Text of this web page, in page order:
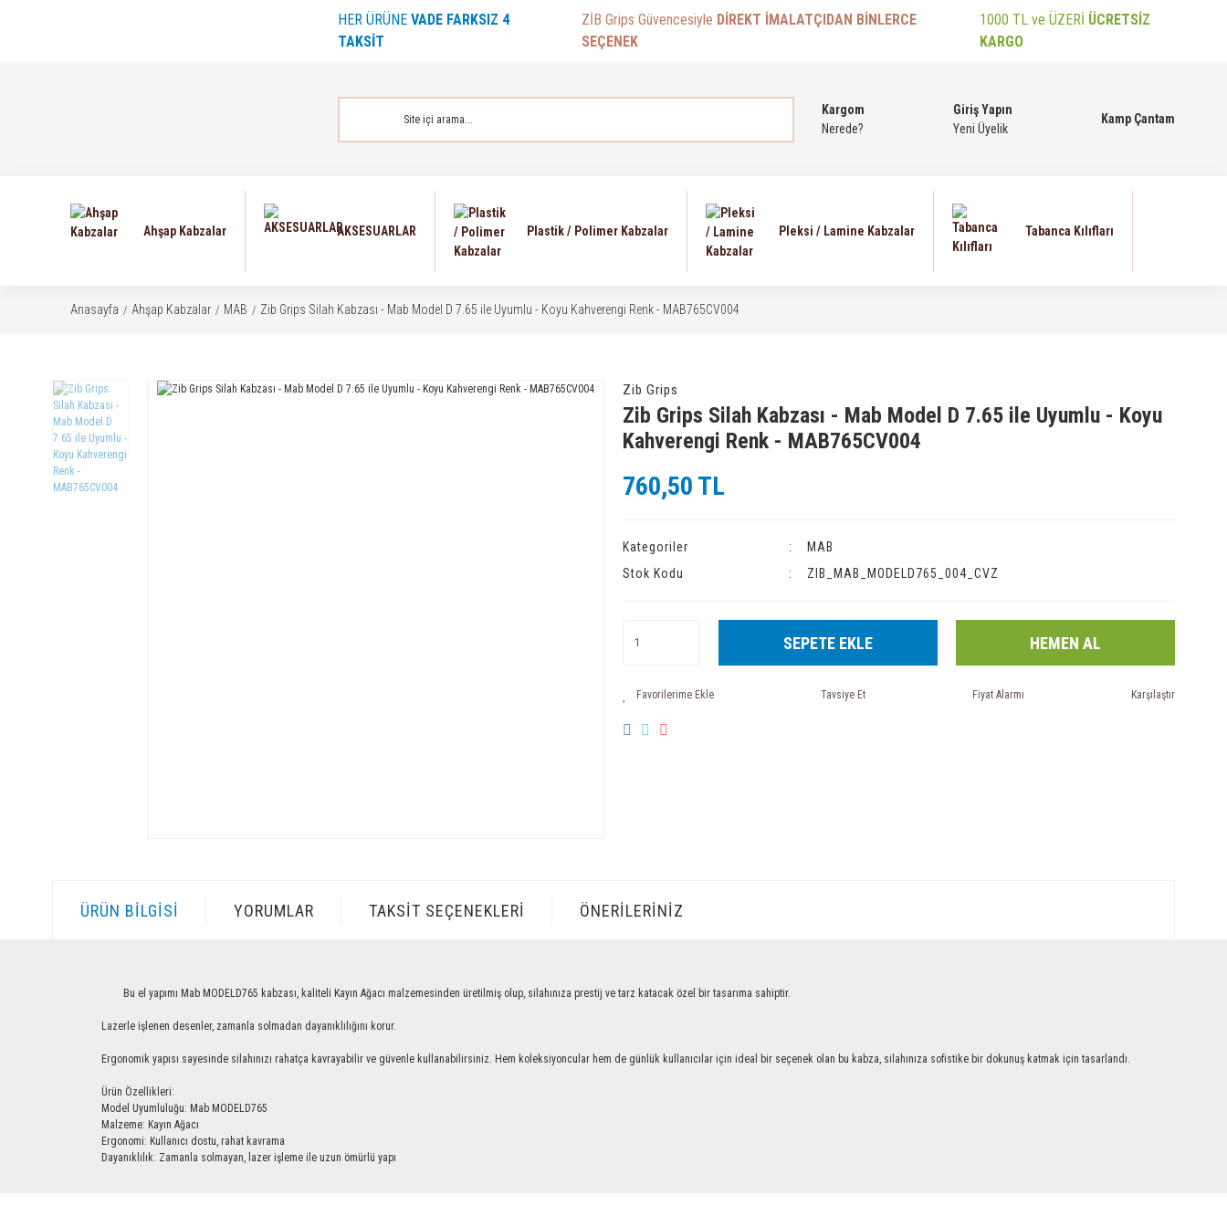
HER ÜRÜNE VADE FARKSIZ 4
TAKSİT
ZİB Grips Güvencesiyle DİREKT İMALATÇIDAN BİNLERCE
SEÇENEK
1000 TL ve ÜZERİ ÜCRETSİZ
KARGO
Kargom
Nerede?
Giriş Yapın
Yeni Üyelik
Kamp Çantam
Ahşap Kabzalar AKSESUARLAR Plastik / Polimer Kabzalar Pleksi / Lamine Kabzalar Tabanca Kılıfları
Anasayfa Ahşap Kabzalar MAB Zib Grips Silah Kabzası - Mab Model D 7.65 ile Uyumlu - Koyu Kahverengi Renk - MAB765CV004
Zib Grips
Zib Grips Silah Kabzası - Mab Model D 7.65 ile Uyumlu - Koyu
Kahverengi Renk - MAB765CV004
760,50 TL
Kategoriler
MAB
Stok Kodu
ZIB_MAB_MODELD765_004_CVZ
SEPETE EKLE HEMEN AL
Tavsiye Et Fiyat Alarmı Karşılaştır
ÜRÜN BILGISI YORUMLAR TAKSIT SEÇENEKLERI ÖNERILERINIZ
Bu el yapımı Mab MODELD765 kabzası, kaliteli Kayın Ağacı malzemesinden üretilmiş olup, silahınıza prestij ve tarz katacak özel bir tasarıma sahiptir.
Lazerle işlenen desenler, zamanla solmadan dayanıklılığını korur.
Ergonomik yapısı sayesinde silahınızı rahatça kavrayabilir ve güvenle kullanabilirsiniz. Hem koleksiyoncular hem de günlük kullanıcılar için ideal bir seçenek olan bu kabza, silahınıza sofistike bir dokunuş katmak için tasarlandı.
Ürün Özellikleri:
Model Uyumluluğu: Mab MODELD765
Malzeme: Kayın Ağacı
Ergonomi: Kullanıcı dostu, rahat kavrama
Dayanıklılık: Zamanla solmayan, lazer işleme ile uzun ömürlü yapı